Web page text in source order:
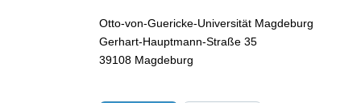
Otto-von-Guericke-Universität Magdeburg
Gerhart-Hauptmann-Straße 35
39108 Magdeburg